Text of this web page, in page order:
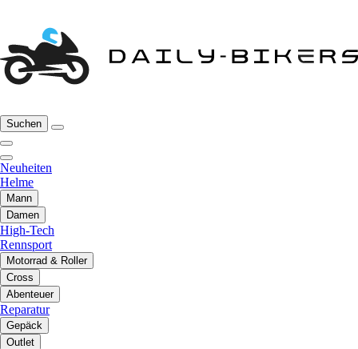
Suchen
Neuheiten
Helme
Mann
Damen
High-Tech
Rennsport
Motorrad & Roller
Cross
Abenteuer
Reparatur
Gepäck
Outlet